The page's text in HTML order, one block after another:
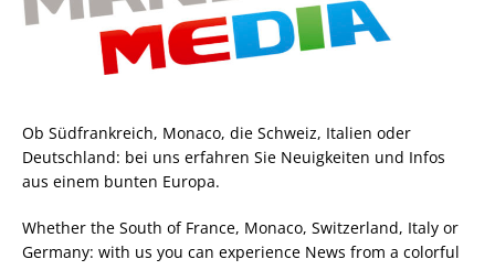
Ob Südfrankreich, Monaco, die Schweiz, Italien oder
Deutschland: bei uns erfahren Sie Neuigkeiten und Infos
aus einem bunten Europa.
Whether the South of France, Monaco, Switzerland, Italy or
Germany: with us you can experience News from a colorful